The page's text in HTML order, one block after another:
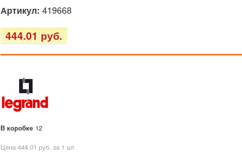
Артикул: 419668
444.01 руб.
В коробке 12
Цена 444.01 руб. за 1 шт